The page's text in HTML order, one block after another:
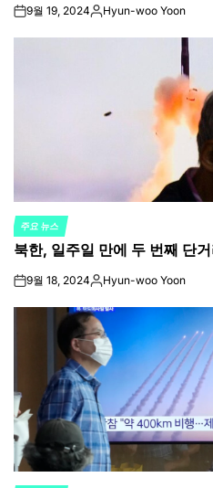
on9월 19, 2024Posted
Hyun-woo Yoon
POSTED
IN
주요 뉴스
북한, 일주일 만에 두 번째 단
on9월 18, 2024Posted
Hyun-woo Yoon